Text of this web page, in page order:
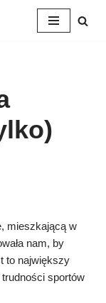
mieszkającą w
nam, by
to największy
sportów